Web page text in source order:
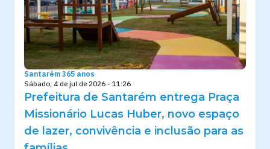
Santarém 365 anos
Sábado, 4 de jul de 2026 - 11:26
Prefeitura de Santarém entrega Praça
Missionário Lucas Huber, novo espaço
de lazer, convivência e inclusão para as